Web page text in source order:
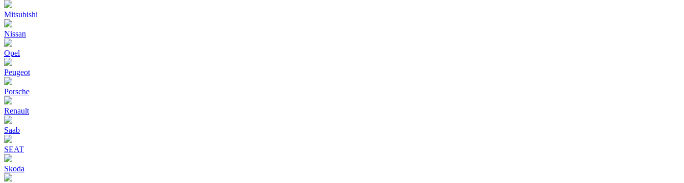
Mitsubishi
Nissan
Opel
Peugeot
Porsche
Renault
Saab
SEAT
Skoda